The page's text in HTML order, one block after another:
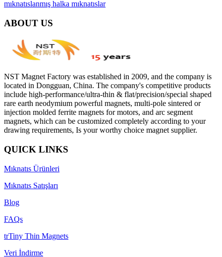
mıknatıslanmış halka mıknatıslar
ABOUT US
NST Magnet Factory was established in 2009, and the company is
located in Dongguan, China. The company's competitive products
include high-performance/ultra-thin & flat/precision/special shaped
rare earth neodymium powerful magnets, multi-pole sintered or
injection molded ferrite magnets for motors, and arc segment
magnets, which can be customized completely according to your
drawing requirements, Is your worthy choice magnet supplier.
QUICK LINKS
Mıknatıs Ürünleri
Mıknatıs Satışları
Blog
FAQs
trTiny Thin Magnets
Veri İndirme